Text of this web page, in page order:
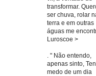
transformar.
ser chuva, rolar
terra e em outras
águas me
Luroscoe >
. " Não entendo,
apenas sinto,
medo de um dia